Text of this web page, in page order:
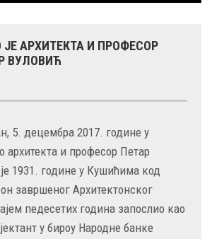
АРХИТЕКТА И ПРОФЕСОР
ВУЛОВИЋ
5. децембра 2017. године у
архитекта и професор Петар
1931. године у Кушићима код
завршеног Архитектонског
педесетих година запослио као
у бироу Народне банке